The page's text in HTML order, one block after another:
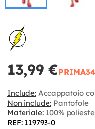
13,99 €PRIMA
Include: Accappatoio
Non include: Pantofole
Materiale: 100%
REF: 119793-0